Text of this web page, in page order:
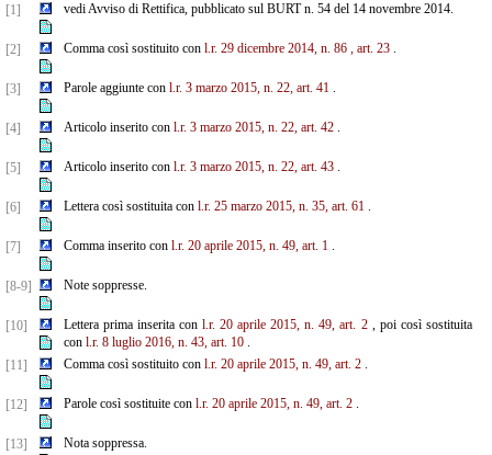
[1] vedi Avviso di Rettifica, pubblicato sul BURT n. 54 del 14 novembre 2014.
[2] Comma così sostituito con l.r. 29 dicembre 2014, n. 86 , art. 23.
[3] Parole aggiunte con l.r. 3 marzo 2015, n. 22, art. 41.
[4] Articolo inserito con l.r. 3 marzo 2015, n. 22, art. 42.
[5] Articolo inserito con l.r. 3 marzo 2015, n. 22, art. 43.
[6] Lettera così sostituita con l.r. 25 marzo 2015, n. 35, art. 61.
[7] Comma inserito con l.r. 20 aprile 2015, n. 49, art. 1.
[8-9] Note soppresse.
[10] Lettera prima inserita con l.r. 20 aprile 2015, n. 49, art. 2, poi così sostituita
con l.r. 8 luglio 2016, n. 43, art. 10.
[11]
Comma così sostituito con l.r. 20 aprile 2015, n. 49, art. 2.
[12] Parole così sostituite con l.r. 20 aprile 2015, n. 49, art. 2.
[13] Nota soppressa.